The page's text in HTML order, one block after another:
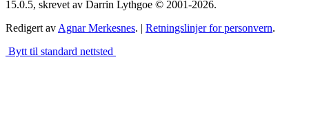
15.0.5, skrevet av Darrin Lythgoe © 2001-2026.
Redigert av Agnar Merkesnes. | Retningslinjer for personvern.
Bytt til standard nettsted